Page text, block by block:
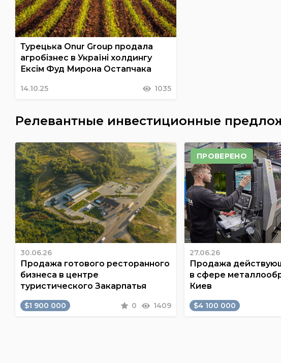
Турецька Onur Group продала
агробізнес в Україні холдингу
Ексім Фуд Мирона Остапчака
14.10.25 1035
Релевантные инвестиционные
30.06.26
Продажа готового ресторанного
бизнеса в центре
туристического Закарпатья
$1 900 000 0 1409
ПРОВЕРЕНО
27.06.26
Продажа
в сфере
Киев
$4 100 000